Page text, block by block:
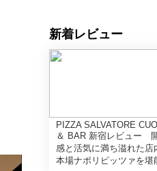
新着レビュー
PIZZA SALVATORE
＆ BAR 新宿レビュー
感と活気に満ち溢れた店
本場ナポリピッツァを堪